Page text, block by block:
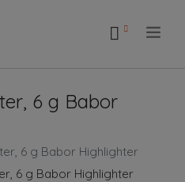
6 g Babor
6 g Babor Highlighter